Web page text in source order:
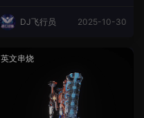
DJ飞行员 2025-10-30
英文串烧